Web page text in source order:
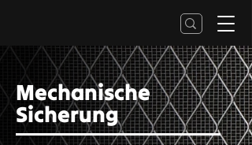
Mechanische
Sicherung